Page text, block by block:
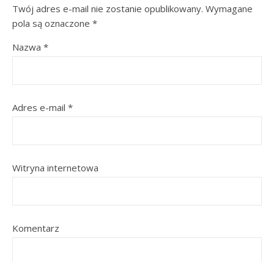
Twój adres e-mail nie zostanie opublikowany. Wymagane
pola są oznaczone *
Nazwa *
Adres e-mail *
Witryna internetowa
Komentarz